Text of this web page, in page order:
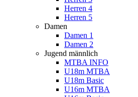
Herren 4
Herren 5
Damen
Damen 1
Damen 2
Jugend männlich
MTBA INFO
U18m MTBA
U18m Basic
U16m MTBA